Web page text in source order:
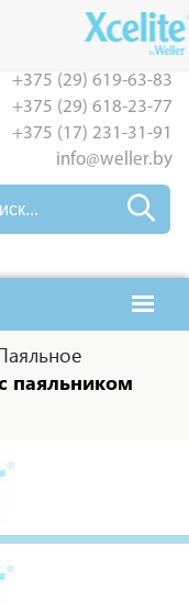
+375 (29) 619-63-83
+375 (29) 618-23-77
+375 (17) 231-31-91
info@weller.by
паяльником